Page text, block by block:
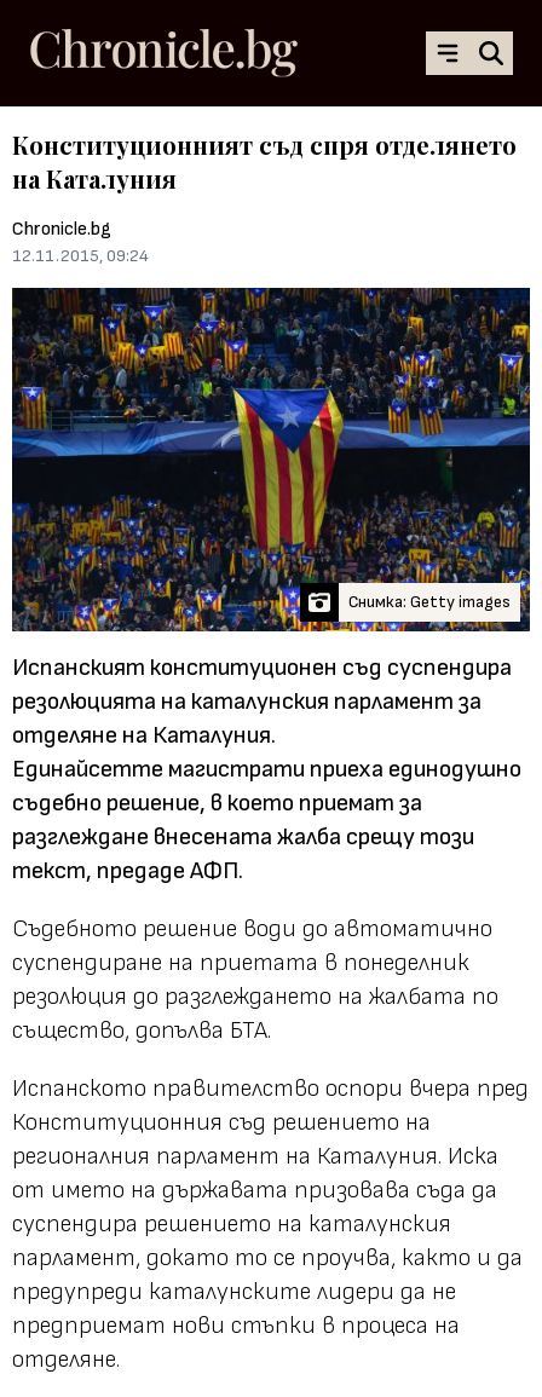
Конституционният съд спря отделянето
на Каталуния
Chronicle.bg
12.11.2015, 09:24
Снимка: Getty images
Испанският конституционен съд суспендира
резолюцията на каталунския парламент за
отделяне на Каталуния.
Единайсетте магистрати приеха единодушно
съдебно решение, в което приемат за
разглеждане внесената жалба срещу този
текст, предаде АФП.
Съдебното решение води до автоматично
суспендиране на приетата в понеделник
резолюция до разглеждането на жалбата по
същество, допълва БТА.
Испанското правителство оспори вчера пред
Конституционния съд решението на
регионалния парламент на Каталуния. Иска
от името на държавата призовава съда да
суспендира решението на каталунския
парламент, докато то се проучва, както и да
предупреди каталунските лидери да не
предприемат нови стъпки в процеса на
отделяне.